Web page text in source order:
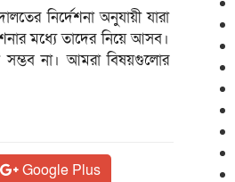
নির্দেশনা অনুযায়ী যারা
মধ্যে তাদের নিয়ে আসব।
সম্ভব না। আমরা বিষয়গুলোর
Google Plus